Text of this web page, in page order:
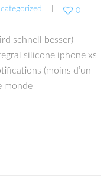
0
schnell besser)
silicone iphone xs
(moins d’un
monde